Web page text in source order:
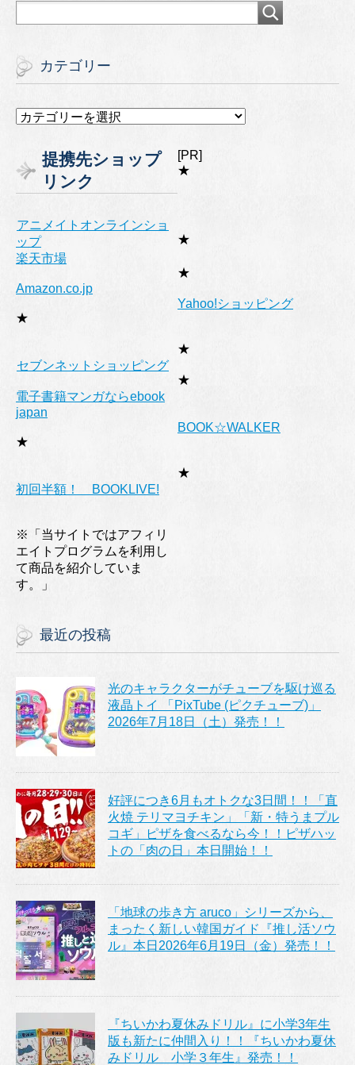
カテゴリー
カ
リ
ー
提携先ショップ
リンク
[PR]
★
アニメイトオンラインショ
ップ
★
楽天市場
★
Amazon.co.jp
★
Yahoo!ショッピング
★
セブンネットショッピング
★
電子書籍マンガならebook
japan
★
BOOK☆WALKER
★
初回半額！ BOOKLIVE!
※「当サイトではアフィリ
エイトプログラムを利用し
て商品を紹介していま
す。」
最近の投稿
光のキャラクターがチューブを駆け巡る
液晶トイ 「PixTube (ピクチューブ)」
2026年7月18日（土）発売！！
好評につき6月もオトクな3日間！！「直
火焼 テリマヨチキン」「新・特うまプル
コギ」ピザを食べるなら今！！ピザハッ
トの「肉の日」本日開始！！
「地球の歩き方 aruco」シリーズから、
まったく新しい韓国ガイド『推し活ソウ
ル』本日2026年6月19日（金）発売！！
『ちいかわ夏休みドリル』に小学3年生
版も新たに仲間入り！！『ちいかわ夏休
みドリル 小学３年生』発売！！